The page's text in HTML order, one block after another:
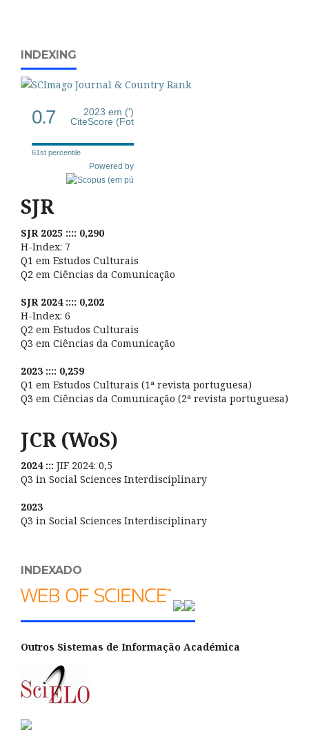
INDEXING
0.7
2023 em (')
CiteScore (Fot
61st percentile
Powered by
SJR
SJR 2025 :::: 0,290
H-Index: 7
Q1 em Estudos Culturais
Q2 em Ciências da Comunicação
SJR 2024 :::: 0,202
H-Index: 6
Q2 em Estudos Culturais
Q3 em Ciências da Comunicação
2023 :::: 0,259
Q1 em Estudos Culturais (1ª revista portuguesa)
Q3 em Ciências da Comunicação (2ª revista portuguesa)
JCR (WoS)
2024 ::: JIF 2024: 0,5
Q3 in Social Sciences Interdisciplinary
2023
Q3 in Social Sciences Interdisciplinary
INDEXADO
Outros Sistemas de Informação Académica